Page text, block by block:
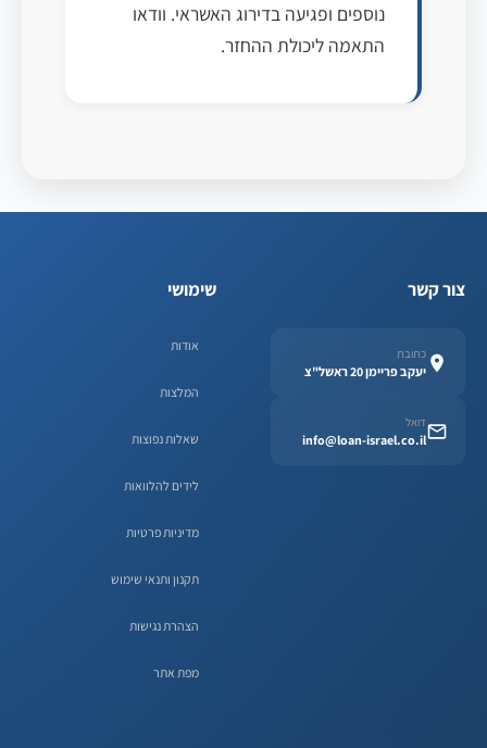
נוספים ופגיעה בדירוג האשראי. וודאו
התאמה ליכולת ההחזר.
צור קשר
כתובת
יעקב פריימן 20 ראשל"צ
דואל
info@loan-israel.co.il
שימושי
אודות
המלצות
שאלות נפוצות
לידים להלוואות
מדיניות פרטיות
תקנון ותנאי שימוש
הצהרת נגישות
מפת אתר